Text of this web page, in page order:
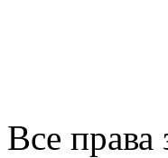
Все